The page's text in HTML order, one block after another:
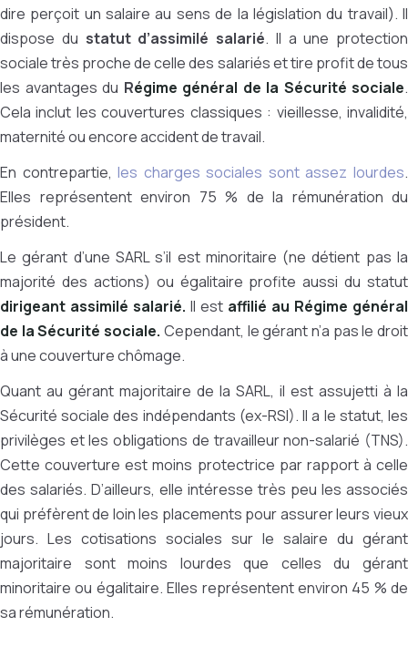
dire perçoit un salaire au sens de la législation du travail). Il
dispose du statut d’assimilé salarié. Il a une protection
sociale très proche de celle des salariés et tire profit de tous
les avantages du Régime général de la Sécurité sociale.
Cela inclut les couvertures classiques : vieillesse, invalidité,
maternité ou encore accident de travail.
En contrepartie,les charges sociales sont assez lourdes.
Elles représentent environ 75 % de la rémunération du
président.
Le gérant d’une SARL s’il est minoritaire (ne détient pas la
majorité des actions) ou égalitaire profite aussi du statut
dirigeant assimilé salarié. Il est affilié au Régime général
de la Sécurité sociale. Cependant, le gérant n’a pas le droit
à une couverture chômage.
Quant au gérant majoritaire de la SARL, il est assujetti à la
Sécurité sociale des indépendants (ex-RSI). Il a le statut, les
privilèges et les obligations de travailleur non-salarié (TNS).
Cette couverture est moins protectrice par rapport à celle
des salariés. D’ailleurs, elle intéresse très peu les associés
qui préfèrent de loin les placements pour assurer leurs vieux
jours. Les cotisations sociales sur le salaire du gérant
majoritaire sont moins lourdes que celles du gérant
minoritaire ou égalitaire. Elles représentent environ 45 % de
sa rémunération.